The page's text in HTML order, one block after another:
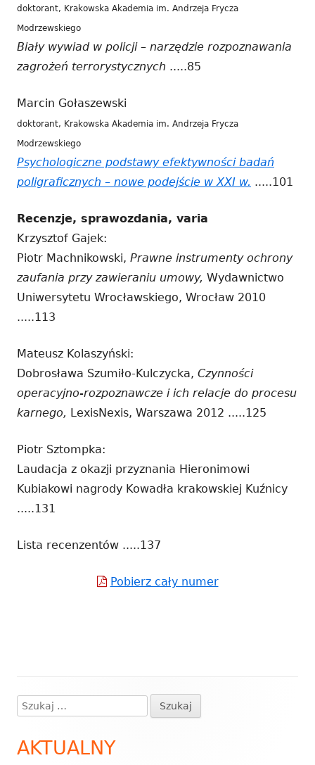
doktorant, Krakowska Akademia im. Andrzeja Frycza
Modrzewskiego
Biały wywiad w policji – narzędzie rozpoznawania
zagrożeń terrorystycznych .....85
Marcin Gołaszewski
doktorant, Krakowska Akademia im. Andrzeja Frycza
Modrzewskiego
Psychologiczne podstawy efektywności badań
poligraficznych – nowe podejście w XXI w. Strona
nowym
oknie
.....101
Recenzje, sprawozdania, varia
Krzysztof Gajek:
Piotr Machnikowski, Prawne instrumenty ochrony
zaufania przy zawieraniu umowy, Wydawnictwo
Uniwersytetu Wrocławskiego, Wrocław 2010
.....113
Mateusz Kolaszyński:
Dobrosława Szumiło-Kulczycka, Czynności
operacyjno-rozpoznawcze i ich relacje do procesu
karnego, LexisNexis, Warszawa 2012 .....125
Piotr Sztompka:
Laudacja z okazji przyznania Hieronimowi
Kubiakowi nagrody Kowadła krakowskiej Kuźnicy
.....131
Lista recenzentów .....137
Pobierz cały numerStrona
Główny
panel
Szukaj:
AKTUALNY